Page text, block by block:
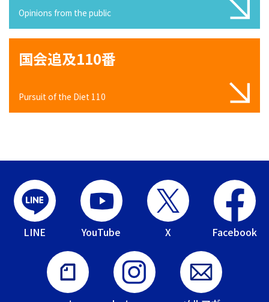
Opinions from the public
国会追及110番
Pursuit of the Diet 110
LINE YouTube X Facebook